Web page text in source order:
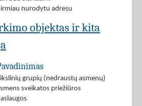
nurodytu adresu
objektas ir kita
grupių (nedraustų asmenų)
sveikatos priežiūros